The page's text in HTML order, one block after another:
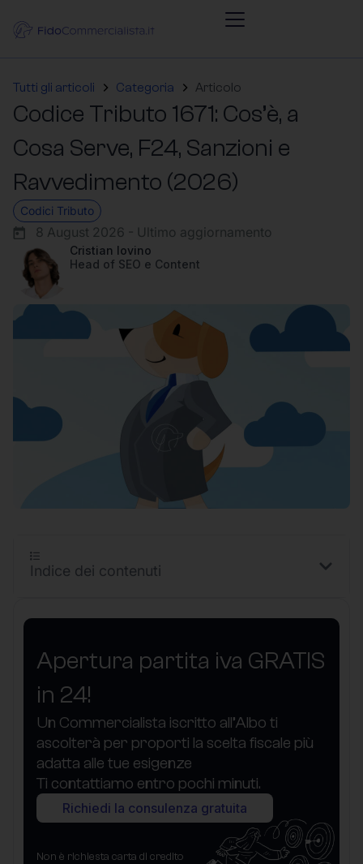
Tutti gli articoli Categoria Articolo
Codice Tributo 1671: Cos’è, a
Cosa Serve, F24, Sanzioni e
Ravvedimento (2026)
Codici Tributo
8 August 2026 - Ultimo aggiornamento
Cristian Iovino
Head of SEO e Content
Apertura partita iva GRATIS
in 24!
Un Commercialista iscritto all’Albo ti
ascolterà per proporti la scelta fiscale più
adatta alle tue esigenze
Ti contattiamo entro pochi minuti.
Richiedi la consulenza gratuita
Non è richiesta carta di credito
Indice dei contenuti